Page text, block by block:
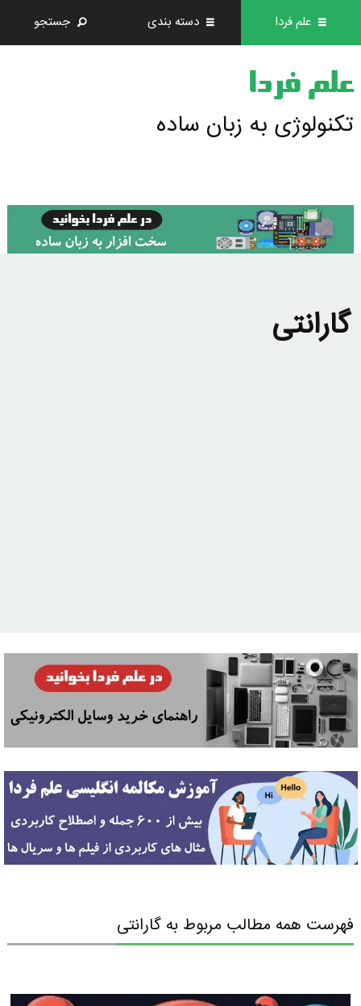
علم فردا دسته بندی جستجو
علم فردا
تکنولوژی به زبان ساده
گارانتی
فهرست همه مطالب مربوط به گارانتی